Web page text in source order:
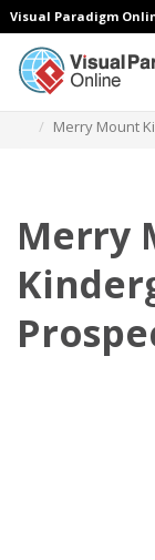
Visual Paradigm
Merry Mount
Merry